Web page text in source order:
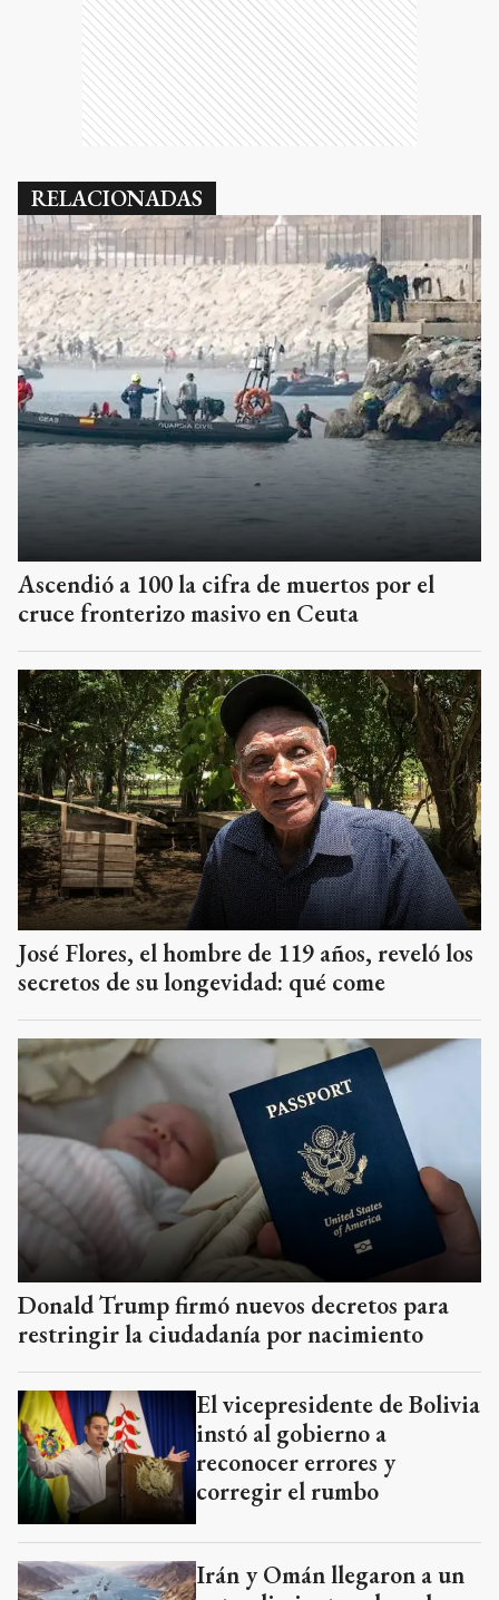
RELACIONADAS
Ascendió a 100 la cifra de muertos por el
cruce fronterizo masivo en Ceuta
José Flores, el hombre de 119 años, reveló los
secretos de su longevidad: qué come
Donald Trump firmó nuevos decretos para
restringir la ciudadanía por nacimiento
El vicepresidente de Bolivia
instó al gobierno a
reconocer errores y
corregir el rumbo
Irán y Omán llegaron a un